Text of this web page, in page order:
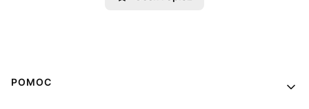
Linki w stopce
POMOC